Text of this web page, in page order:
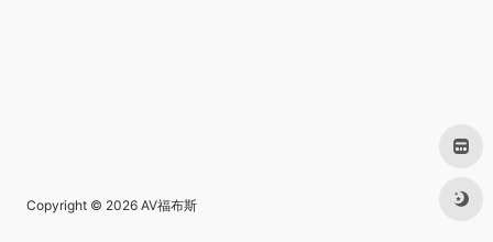
Copyright © 2026 AV福布斯